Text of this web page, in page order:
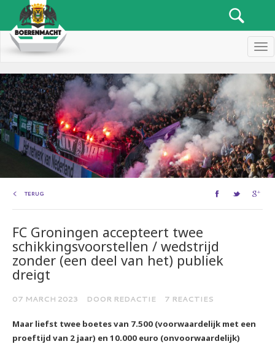
TERUG
FC Groningen accepteert twee
schikkingsvoorstellen / wedstrijd
zonder (een deel van het) publiek
dreigt
07 MARCH 2023 DOOR REDACTIE 7 REACTIES
Maar liefst twee boetes van 7.500 (voorwaardelijk met een
proeftijd van 2 jaar) en 10.000 euro (onvoorwaardelijk)